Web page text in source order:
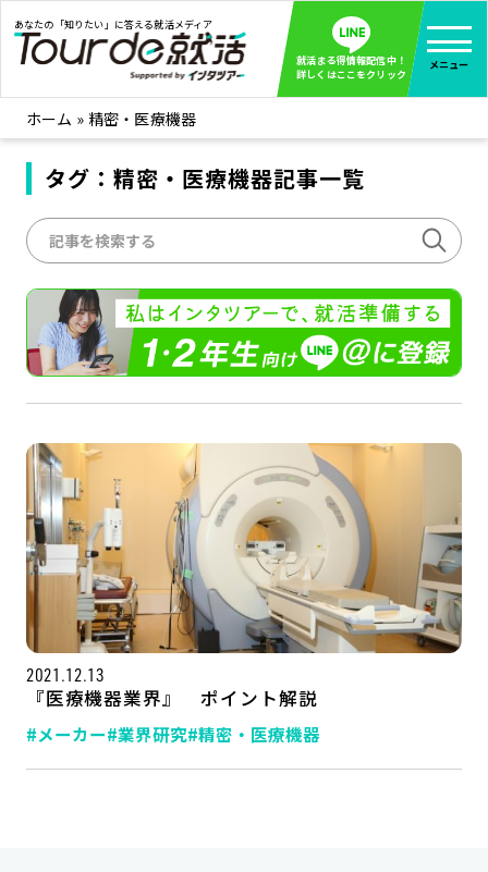
あなたの「知りたい」に答える就活メディア
就活まる得情報配信中！
詳しくはここをクリック
メニュー
就活ノウハウ 全て見る
企業まる見え！特捜部
みんなが知らない企業の裏側を徹底調査！
インタツアー活動レポ 全て見る
インタツアーを使ってどうだった？OBOG成功談
社会人インタビュー 全て見る
社会人になった今、就活を振り返ってみた
学生就活ブログ 全て見る
企業・業界研究はインタツアー
ホーム » 精密・医療機器
タグ：精密・医療機器記事一覧
2021.12.13
『医療機器業界』 ポイント解説
#メーカー#業界研究#精密・医療機器